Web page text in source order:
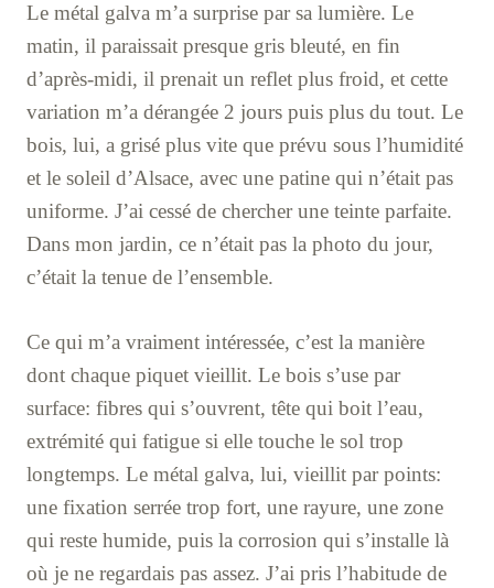
Le métal galva m’a surprise par sa lumière. Le
matin, il paraissait presque gris bleuté, en fin
d’après-midi, il prenait un reflet plus froid, et cette
variation m’a dérangée 2 jours puis plus du tout. Le
bois, lui, a grisé plus vite que prévu sous l’humidité
et le soleil d’Alsace, avec une patine qui n’était pas
uniforme. J’ai cessé de chercher une teinte parfaite.
Dans mon jardin, ce n’était pas la photo du jour,
c’était la tenue de l’ensemble.
Ce qui m’a vraiment intéressée, c’est la manière
dont chaque piquet vieillit. Le bois s’use par
surface: fibres qui s’ouvrent, tête qui boit l’eau,
extrémité qui fatigue si elle touche le sol trop
longtemps. Le métal galva, lui, vieillit par points:
une fixation serrée trop fort, une rayure, une zone
qui reste humide, puis la corrosion qui s’installe là
où je ne regardais pas assez. J’ai pris l’habitude de